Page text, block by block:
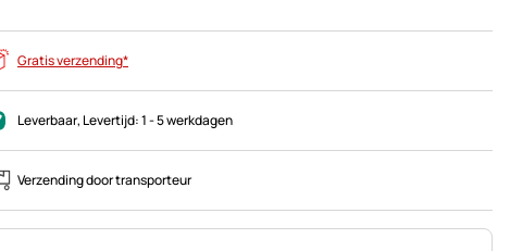
Gratis verzending*
Leverbaar, Levertijd:1 - 5 werkdagen
Verzending door transporteur